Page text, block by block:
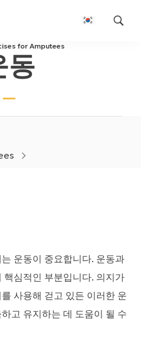
for Amputees
동
운동이 중요합니다. 운동과
심적인 부분입니다. 의지가
사용해 걷고 있든 이러한 운
고 유지하는 데 도움이 될 수